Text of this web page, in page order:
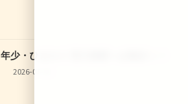
年少・ひまわり 西大路駅へお散歩
2026-07-10